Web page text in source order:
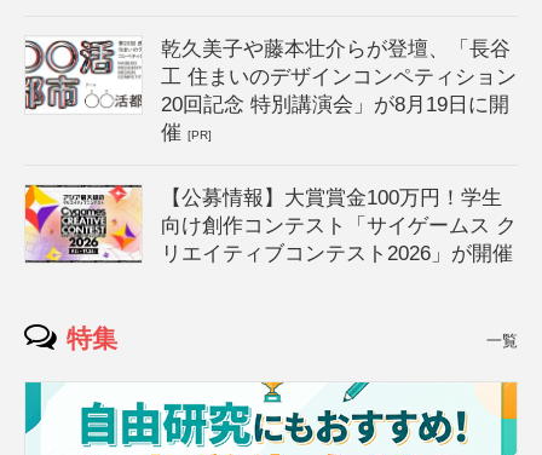
乾久美子や藤本壮介らが登壇、「長谷
工 住まいのデザインコンペティション
20回記念 特別講演会」が8月19日に開
催[PR]
【公募情報】大賞賞金100万円！学生
向け創作コンテスト「サイゲームス ク
リエイティブコンテスト2026」が開催
特集 一覧